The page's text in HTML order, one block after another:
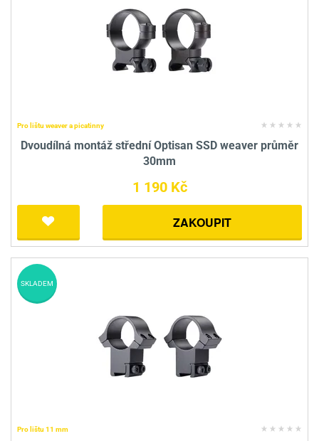
Pro lištu weaver a picatinny
Dvoudílná montáž střední Optisan SSD weaver průměr
30mm
1 190 Kč
ZAKOUPIT
Pro lištu 11 mm
SKLADEM